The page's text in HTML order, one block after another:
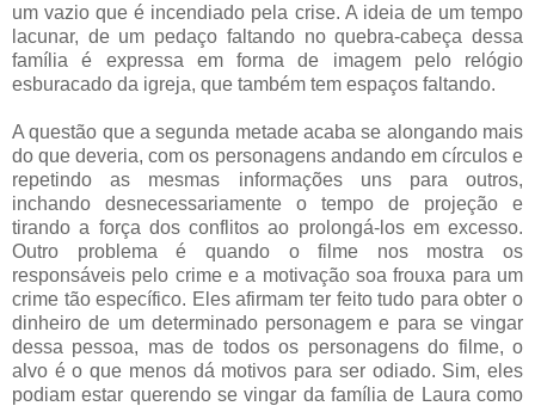
um vazio que é incendiado pela crise. A ideia de um tempo
lacunar, de um pedaço faltando no quebra-cabeça dessa
família é expressa em forma de imagem pelo relógio
esburacado da igreja, que também tem espaços faltando.
A questão que a segunda metade acaba se alongando mais
do que deveria, com os personagens andando em círculos e
repetindo as mesmas informações uns para outros,
inchando desnecessariamente o tempo de projeção e
tirando a força dos conflitos ao prolongá-los em excesso.
Outro problema é quando o filme nos mostra os
responsáveis pelo crime e a motivação soa frouxa para um
crime tão específico. Eles afirmam ter feito tudo para obter o
dinheiro de um determinado personagem e para se vingar
dessa pessoa, mas de todos os personagens do filme, o
alvo é o que menos dá motivos para ser odiado. Sim, eles
podiam estar querendo se vingar da família de Laura como